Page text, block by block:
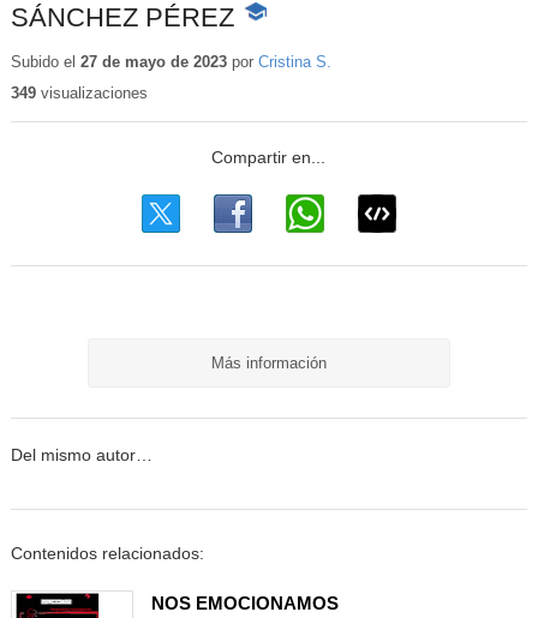
SÁNCHEZ PÉREZ -
educativo
Subido el 27 de mayo de 2023por Cristina S.
349visualizaciones
Más información
Del mismo autor…
Contenidos relacionados:
NOS EMOCIONAMOS